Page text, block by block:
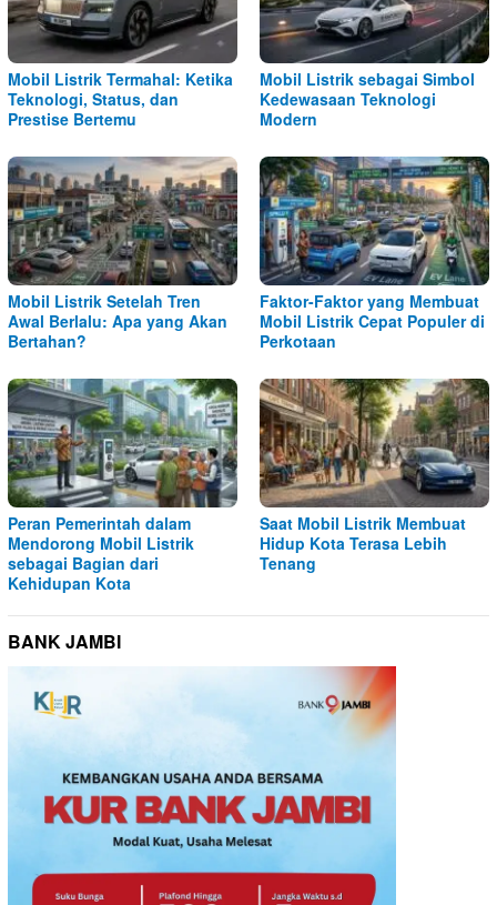
Mobil Listrik Termahal: Ketika
Teknologi, Status, dan
Prestise Bertemu
Mobil Listrik sebagai Simbol
Kedewasaan Teknologi
Modern
Mobil Listrik Setelah Tren
Awal Berlalu: Apa yang Akan
Bertahan?
Faktor-Faktor yang Membuat
Mobil Listrik Cepat Populer di
Perkotaan
Peran Pemerintah dalam
Mendorong Mobil Listrik
sebagai Bagian dari
Kehidupan Kota
Saat Mobil Listrik Membuat
Hidup Kota Terasa Lebih
Tenang
BANK JAMBI